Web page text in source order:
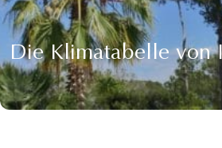
Die Klimatabelle von